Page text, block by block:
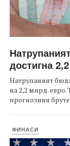
достигна
Натрупаният
на 2,2 млрд. евро.
прогнозния
ФИНАСИ